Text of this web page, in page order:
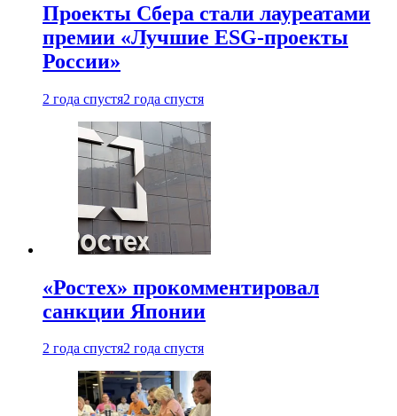
Проекты Сбера стали лауреатами
премии «Лучшие ESG-проекты
России»
2 года спустя2 года спустя
«Ростех» прокомментировал
санкции Японии
2 года спустя2 года спустя